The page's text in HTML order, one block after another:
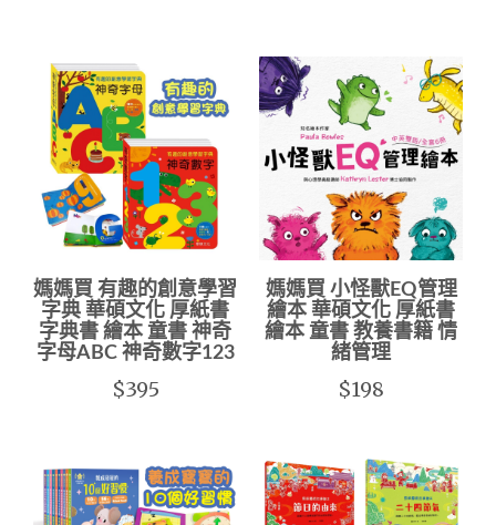
媽媽買 有趣的創意學習
字典 華碩文化 厚紙書
字典書 繪本 童書 神奇
字母ABC 神奇數字123
$395
媽媽買 小怪獸EQ管理
繪本 華碩文化 厚紙書
繪本 童書 教養書籍 情
緒管理
$198